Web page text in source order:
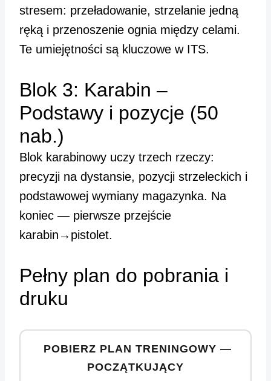
stresem: przeładowanie, strzelanie jedną
ręką i przenoszenie ognia między celami.
Te umiejętności są kluczowe w ITS.
Blok 3: Karabin –
Podstawy i pozycje (50
nab.)
Blok karabinowy uczy trzech rzeczy:
precyzji na dystansie, pozycji strzeleckich i
podstawowej wymiany magazynka. Na
koniec — pierwsze przejście
karabin→pistolet.
Pełny plan do pobrania i
druku
POBIERZ PLAN TRENINGOWY —
POCZĄTKUJĄCY